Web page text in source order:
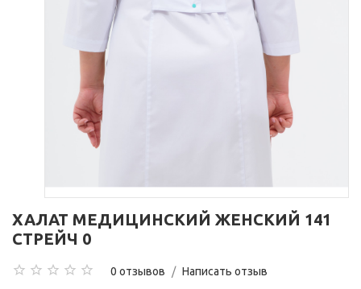
ХАЛАТ МЕДИЦИНСКИЙ ЖЕНСКИЙ 141
СТРЕЙЧ 0
0 отзывов / Написать отзыв